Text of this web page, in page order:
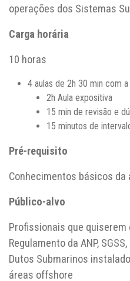
operações dos Sistemas
Carga horária
10 horas
4 aulas de 2h 30 min com
2h Aula expositiva
15 min de revisão e
15 minutos de
Pré-requisito
Conhecimentos básicos
Público-alvo
Profissionais que quiserem
Regulamento da ANP,
Dutos Submarinos
áreas offshore